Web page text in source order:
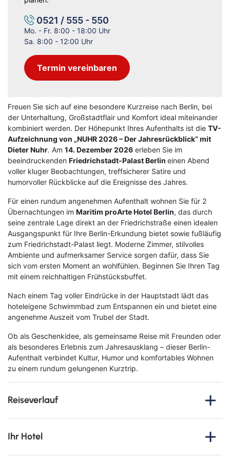
Freuen Sie sich auf eine besondere Kurzreise nach Berlin, bei
der Unterhaltung, Großstadtflair und Komfort ideal miteinander
kombiniert werden. Der Höhepunkt Ihres Aufenthalts ist die TV-
Aufzeichnung von „NUHR 2026 – Der Jahresrückblick“ mit
Dieter Nuhr. Am 14. Dezember 2026 erleben Sie im
beeindruckenden Friedrichstadt-Palast Berlin einen Abend
voller kluger Beobachtungen, treffsicherer Satire und
humorvoller Rückblicke auf die Ereignisse des Jahres.
Für einen rundum angenehmen Aufenthalt wohnen Sie für 2
Übernachtungen im Maritim proArte Hotel Berlin, das durch
seine zentrale Lage direkt an der Friedrichstraße einen idealen
Ausgangspunkt für Ihre Berlin-Erkundung bietet sowie fußläufig
zum Friedrichstadt-Palast liegt. Moderne Zimmer, stilvolles
Ambiente und aufmerksamer Service sorgen dafür, dass Sie
sich vom ersten Moment an wohlfühlen. Beginnen Sie Ihren Tag
mit einem reichhaltigen Frühstücksbuffet.
Nach einem Tag voller Eindrücke in der Hauptstadt lädt das
hoteleigene Schwimmbad zum Entspannen ein und bietet eine
angenehme Auszeit vom Trubel der Stadt.
Ob als Geschenkidee, als gemeinsame Reise mit Freunden oder
als besonderes Erlebnis zum Jahresausklang – dieser Berlin-
Aufenthalt verbindet Kultur, Humor und komfortables Wohnen
zu einem rundum gelungenen Kurztrip.
Reiseverlauf
miteinander verbindet. Im Mittelpunkt Ihres Aufenthalts steht
Ihr Hotel
0521 / 555 - 550
Mo. - Fr. 8:00 - 18:00 Uhr
Sa. 8:00 - 12:00 Uhr
Termin vereinbaren